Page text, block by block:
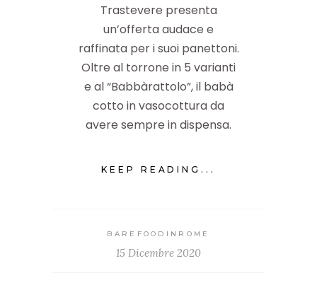
Trastevere presenta
un’offerta audace e
raffinata per i suoi panettoni.
Oltre al torrone in 5 varianti
e al “Babbàrattolo”, il babà
cotto in vasocottura da
avere sempre in dispensa.
KEEP READING...
BAREFOODINROME
15 Dicembre 2020